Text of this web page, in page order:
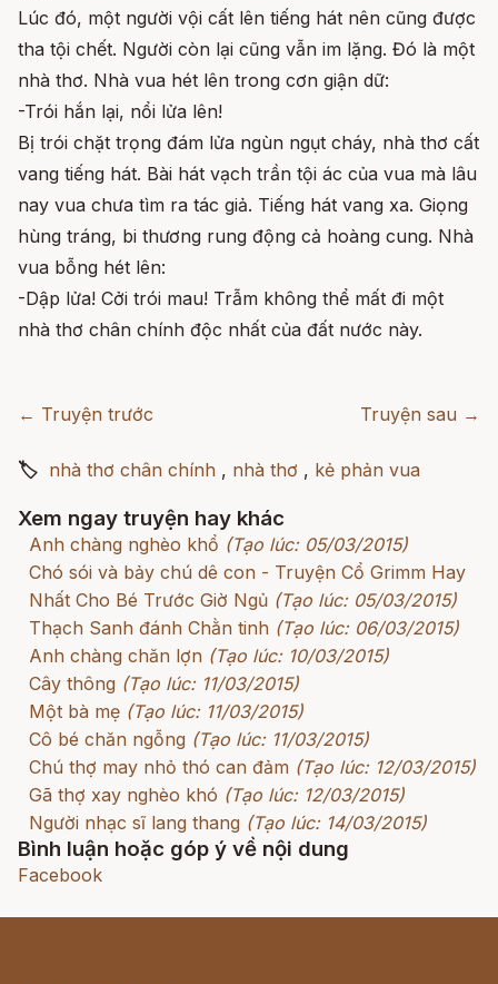
Lúc đó, một người vội cất lên tiếng hát nên cũng được
tha tội chết. Người còn lại cũng vẫn im lặng. Đó là một
nhà thơ. Nhà vua hét lên trong cơn giận dữ:
-Trói hắn lại, nổi lửa lên!
Bị trói chặt trọng đám lửa ngùn ngụt cháy, nhà thơ cất
vang tiếng hát. Bài hát vạch trần tội ác của vua mà lâu
nay vua chưa tìm ra tác giả. Tiếng hát vang xa. Giọng
hùng tráng, bi thương rung động cả hoàng cung. Nhà
vua bỗng hét lên:
-Dập lửa! Cởi trói mau! Trẫm không thể mất đi một
nhà thơ chân chính độc nhất của đất nước này.
← Truyện trước Truyện sau →
🏷 nhà thơ chân chính , nhà thơ , kẻ phản vua
Xem ngay truyện hay khác
Anh chàng nghèo khổ (Tạo lúc: 05/03/2015)
Chó sói và bảy chú dê con - Truyện Cổ Grimm Hay
Nhất Cho Bé Trước Giờ Ngủ (Tạo lúc: 05/03/2015)
Thạch Sanh đánh Chằn tinh (Tạo lúc: 06/03/2015)
Anh chàng chăn lợn (Tạo lúc: 10/03/2015)
Cây thông (Tạo lúc: 11/03/2015)
Một bà mẹ (Tạo lúc: 11/03/2015)
Cô bé chăn ngỗng (Tạo lúc: 11/03/2015)
Chú thợ may nhỏ thó can đảm (Tạo lúc: 12/03/2015)
Gã thợ xay nghèo khó (Tạo lúc: 12/03/2015)
Người nhạc sĩ lang thang (Tạo lúc: 14/03/2015)
Bình luận hoặc góp ý về nội dung
Facebook